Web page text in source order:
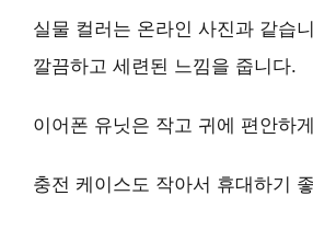
실물 컬러는 온라인 사진과 같습
깔끔하고 세련된 느낌을 줍니다.
이어폰 유닛은 작고 귀에 편안하
충전 케이스도 작아서 휴대하기